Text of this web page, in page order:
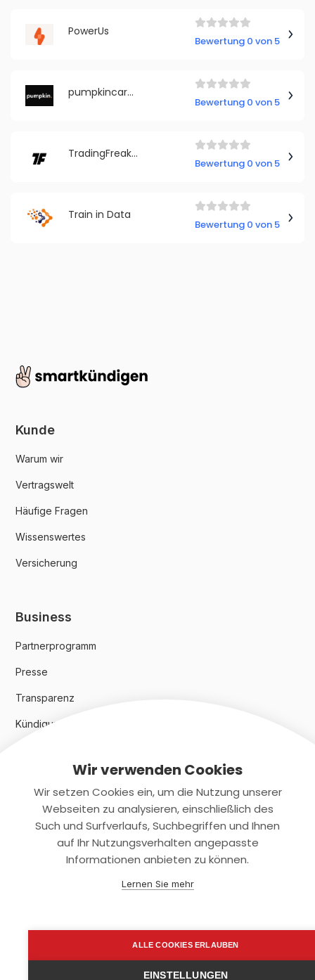
PowerUs
Bewertung 0 von 5
pumpkincareers GmbH
Bewertung 0 von 5
TradingFreaks (TF Daytrading GmbH)
Bewertung 0 von 5
Train in Data
Bewertung 0 von 5
Kunde
Warum wir
Vertragswelt
Häufige Fragen
Wissenswertes
Versicherung
Business
Partnerprogramm
Presse
Transparenz
Kündigungsindex 2024
Rechtliches
Datenschutz
support@smartkuendigen.de
Wir verwenden Cookies
Wir setzen Cookies ein, um die Nutzung unserer
Webseiten zu analysieren, einschließlich des
Such und Surfverlaufs, Suchbegriffen und Ihnen
auf Ihr Nutzungsverhalten angepasste
Informationen anbieten zu können.
Lernen Sie mehr
ALLE COOKIES ERLAUBEN
EINSTELLUNGEN